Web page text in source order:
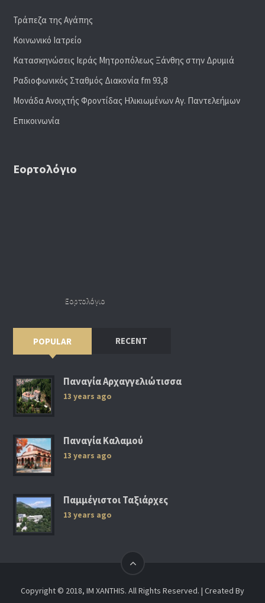
Τράπεζα της Αγάπης
Κοινωνικό Ιατρείο
Κατασκηνώσεις Ιεράς Μητροπόλεως Ξάνθης στην Δρυμιά
Ραδιoφωνικός Σταθμός Διακονία fm 93,8
Μονάδα Ανοιχτής Φροντίδας Ηλικιωμένων Αγ. Παντελεήμων
Επικοινωνία
Εορτολόγιο
Εορτολόγιο
POPULAR RECENT
Παναγία Αρχαγγελιώτισσα
13 years ago
Παναγία Καλαμού
13 years ago
Παμμέγιστοι Ταξιάρχες
13 years ago
Copyright © 2018, IM XANTHIS. All Rights Reserved. | Created By